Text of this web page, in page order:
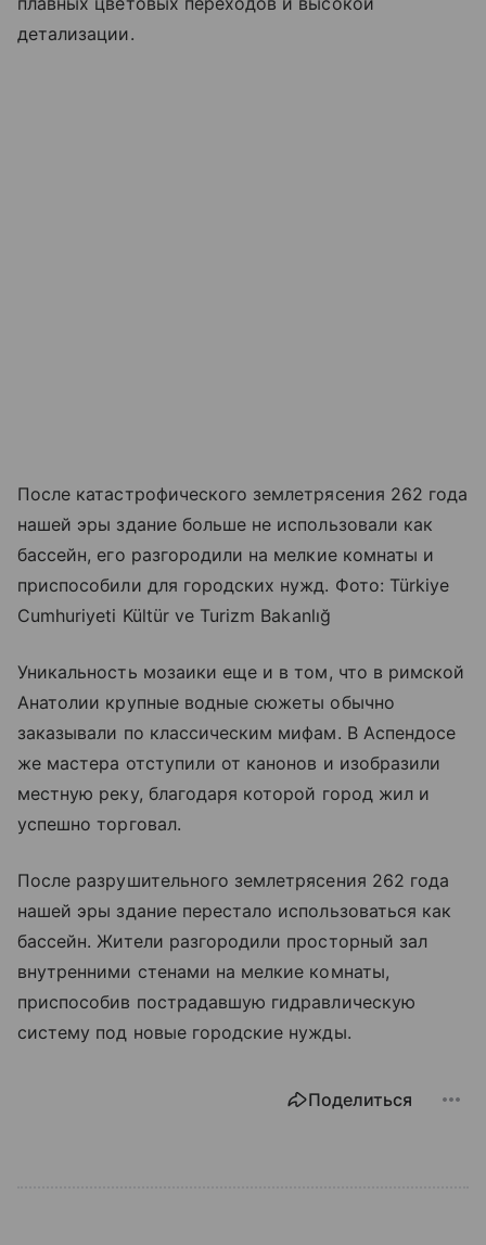
детализации.
После катастрофического землетрясения 262 года
нашей эры здание больше не использовали как
бассейн, его разгородили на мелкие комнаты и
приспособили для городских нужд. Фото: Türkiye
Cumhuriyeti Kültür ve Turizm Bakanlığ
Уникальность мозаики еще и в том, что в римской
Анатолии крупные водные сюжеты обычно
заказывали по классическим мифам. В Аспендосе
же мастера отступили от канонов и изобразили
местную реку, благодаря которой город жил и
успешно торговал.
После разрушительного землетрясения 262 года
нашей эры здание перестало использоваться как
бассейн. Жители разгородили просторный зал
внутренними стенами на мелкие комнаты,
приспособив пострадавшую гидравлическую
систему под новые городские нужды.
Поделиться